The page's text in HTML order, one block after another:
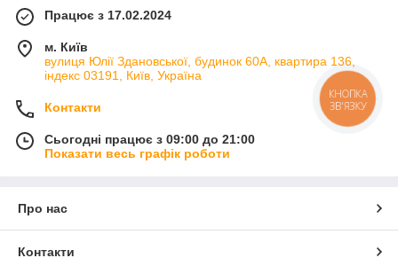
Працює з 17.02.2024
м. Київ
вулиця Юлії Здановської, будинок 60А, квартира 136,
індекс 03191, Київ, Україна
Контакти
Сьогодні працює з 09:00 до 21:00
Показати весь графік роботи
Про нас
Контакти
КНОПКА
ЗВ'ЯЗКУ